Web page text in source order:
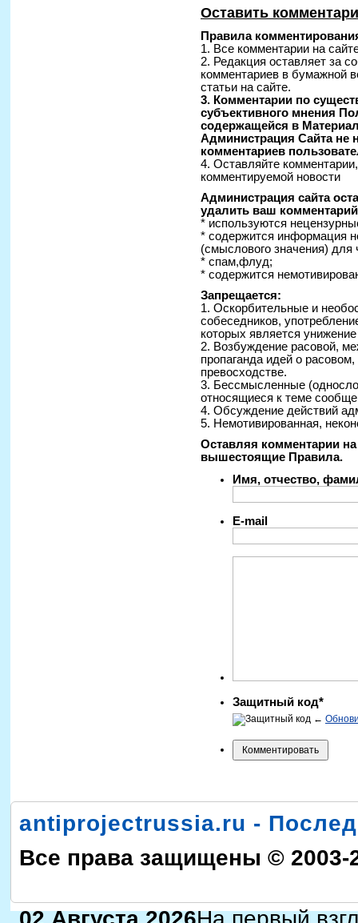
Оставить
Правила
1. Все комментарии на
2. Редакция оставляет за
комментариев в бумажной
статьи на сайте.
3. Комментарии по
субъективного мнения
содержащейся в
Администрация Сайта не
комментариев
4. Оставляйте
комментируемой новости
Администрация сайта
удалить ваш
* используются
* содержится информация
(смыслового значения) для
* спам,флуд;
* содержится
Запрещается:
1. Оскорбительные и
собеседников,
которых является
2. Возбуждение расовой,
пропаганда идей о
превосходстве.
3. Бессмысленные
относящиеся к теме
4. Обсуждение действий
5. Немотивированная,
Оставляя комментарии
вышестоящие Правила.
Имя, отчество,
E-mail
Защитный код*
←
antiprojectrussia.ru -
Все права защищены © 2003-